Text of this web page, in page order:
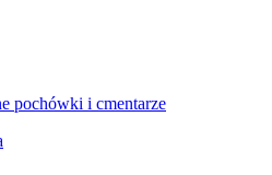
pochówki i cmentarze